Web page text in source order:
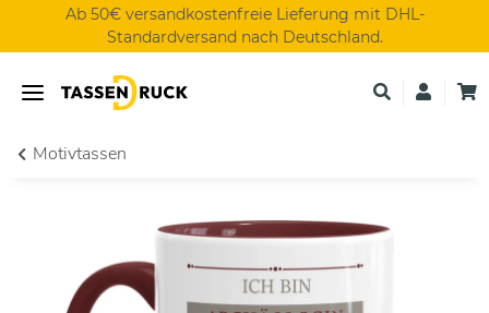
Ab 50€ versandkostenfreie Lieferung mit DHL-
Standardversand nach Deutschland.
Motivtassen